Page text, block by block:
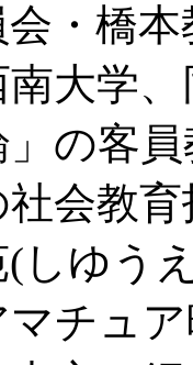
・橋
大学
の客
会教
しゆう
チュ